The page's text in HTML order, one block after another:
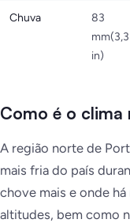
Chuva
83
mm(3,3
in)
Como é o clima
A região norte de
mais fria do país
chove mais e onde
altitudes, bem como